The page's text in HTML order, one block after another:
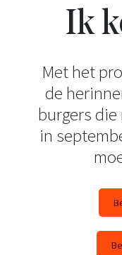
Ik
Met het
de
burgers die
in